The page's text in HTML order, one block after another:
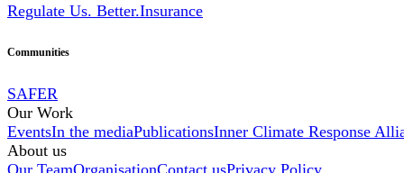
Regulate Us. Better.Insurance
Communities
SAFER
Our Work
EventsIn the mediaPublicationsInner Climate Response
About us